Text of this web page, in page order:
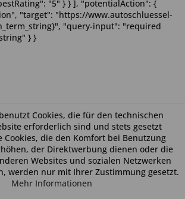
Cookies, die für den technischen
erforderlich sind und stets gesetzt
Cookies, die den Komfort bei Benutzung
der Direktwerbung dienen oder die
Websites und sozialen Netzwerken
werden nur mit Ihrer Zustimmung gesetzt.
Mehr Informationen
"5" } } ], "potentialAction": {
"target": "https://www.autoschluessel-
"query-input": "required
} }